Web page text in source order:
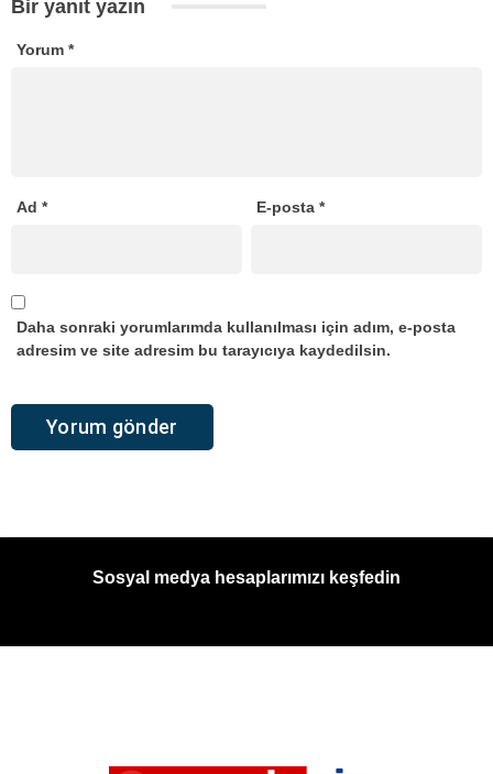
Bir yanıt yazın
Yorum *
Ad * E-posta*
Daha sonraki yorumlarımda kullanılması için adım, e-posta
adresim ve site adresim bu tarayıcıya kaydedilsin.
Sosyal medya hesaplarımızı keşfedin